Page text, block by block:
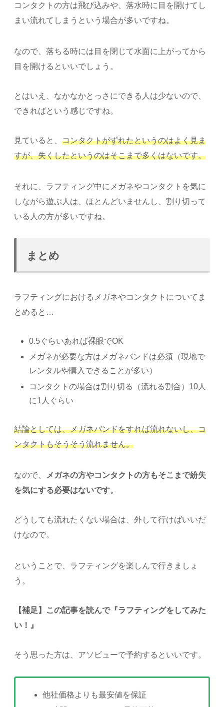
コンタクトの方は飛び込みや、落水時に目を開けてし
まい流れてしまうという場合が多いですね。
なので、落ちる時には目を閉じて水面に上がってから
目を開けるといいでしょう。
とはいえ、なかなかとっさにできる人は少ないので、
できればという感じですね。
見ていると、コンタクトがずれたというのはよく見ま
すが、失くしたというのはそこまで多くはないです。
それに、ラフティング中にメガネやコンタクトを気に
しながら遊ぶ人は、ほとんどいませんし、割り切って
いる人の方が多いですね。
まとめ
ラフティングにおけるメガネやコンタクトについてま
とめると…
0.5ぐらいあれば裸眼でOK
メガネが必要な方はメガネバンドは必須（現地で
レンタルや購入できることが多い）
コンタクトの場合は割り切る（流れる割合）10人
に1人ぐらい
結論としては、メガネバンドをすれば流れないし、コ
ンタクトもそうそう流れません。
なので、
メガネの方やコンタクトの方もそこまで紛失
を気にする必要はないです。
どうしても流れたくない場合は、外して行けばいいだ
けなので。
ということで、ラフティングを楽しんで行きましょ
う。
【補足】この記事を読んで『ラフティングをしてみた
い！』
そう思った方は、アソビューで予約するといいです。
他社価格よりも最安値を保証